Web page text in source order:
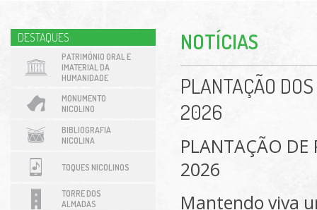
DESTAQUES
PATRIMÓNIO ORAL E
IMATERIAL DA
HUMANIDADE
MONUMENTO
NICOLINO
BIBLIOGRAFIA
NICOLINA
TOQUES NICOLINOS
TORRE DOS
ALMADAS
NOTÍCIAS
PLANTAÇÃO
2026
PLANTAÇÃO DE
2026
Mantendo viva